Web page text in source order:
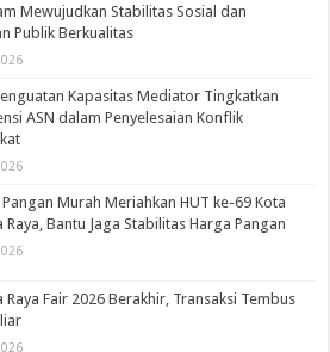
Mewujudkan Stabilitas Sosial dan
Publik Berkualitas
Kapasitas Mediator Tingkatkan
ASN dalam Penyelesaian Konflik
Murah Meriahkan HUT ke-69 Kota
Raya, Bantu Jaga Stabilitas Harga Pangan
Raya Fair 2026 Berakhir, Transaksi Tembus